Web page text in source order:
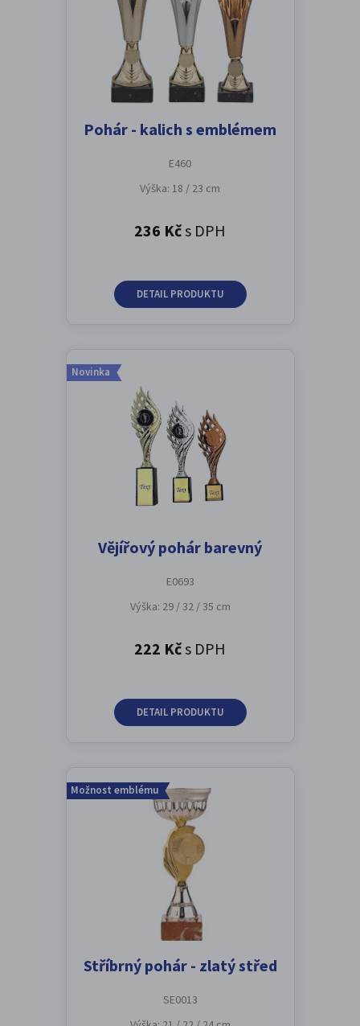
Pohár - kalich s emblémem
E460
Výška: 18 / 23 cm
236 Kčs DPH
DETAIL PRODUKTU
Novinka
Vějířový pohár barevný
E0693
Výška: 29 / 32 / 35 cm
222 Kčs DPH
DETAIL PRODUKTU
Možnost emblému
Stříbrný pohár - zlatý střed
SE0013